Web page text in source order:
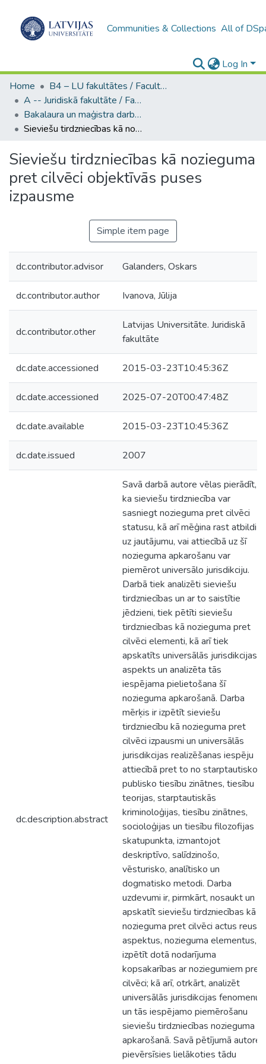
Communities & Collections All of
Log In
Home
B4 – LU fakultātes / Faculties of the UL
A -- Juridiskā fakultāte / Faculty of Law
Bakalaura un maģistra darbi (JF) / Bachelor's and Master's theses
Sieviešu tirdzniecības kā nozieguma pret cilvēci objektīvās puses izpausme
Sieviešu tirdzniecības kā nozieguma
pret cilvēci objektīvās puses
izpausme
Simple item page
dc.contributor.advisor Galanders, Oskars
dc.contributor.author Ivanova, Jūlija
dc.contributor.other
Latvijas Universitāte. Juridiskā
fakultāte
dc.date.accessioned 2015-03-23T10:45:36Z
dc.date.accessioned 2025-07-20T00:47:48Z
dc.date.available 2015-03-23T10:45:36Z
dc.date.issued 2007
dc.description.abstract
Savā darbā autore vēlas pierādīt,
ka sieviešu tirdzniecība var
sasniegt nozieguma pret cilvēci
statusu, kā arī mēģina rast atbildi
uz jautājumu, vai attiecībā uz šī
nozieguma apkarošanu var
piemērot universālo jurisdikciju.
Darbā tiek analizēti sieviešu
tirdzniecības un ar to saistītie
jēdzieni, tiek pētīti sieviešu
tirdzniecības kā nozieguma pret
cilvēci elementi, kā arī tiek
apskatīts universālās jurisdikcijas
aspekts un analizēta tās
iespējama pielietošana šī
nozieguma apkarošanā. Darba
mērķis ir izpētīt sieviešu
tirdzniecību kā nozieguma pret
cilvēci izpausmi un universālās
jurisdikcijas realizēšanas iespēju
attiecībā pret to no starptautisko
publisko tiesību zinātnes, tiesību
teorijas, starptautiskās
kriminoloģijas, tiesību zinātnes,
socioloģijas un tiesību filozofijas
skatupunkta, izmantojot
deskriptīvo, salīdzinošo,
vēsturisko, analītisko un
dogmatisko metodi. Darba
uzdevumi ir, pirmkārt, nosaukt un
apskatīt sieviešu tirdzniecības kā
nozieguma pret cilvēci actus reus
aspektus, nozieguma elementus,
izpētīt dotā nodarījuma
kopsakarības ar noziegumiem pret
cilvēci; kā arī, otrkārt, analizēt
universālās jurisdikcijas fenomenu
un tās iespējamo piemērošanu
sieviešu tirdzniecības nozieguma
apkarošanā. Savā pētījumā autore
pievērsīsies lielākoties tādu